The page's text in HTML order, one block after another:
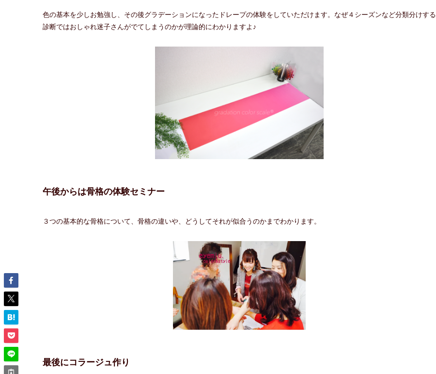
色の基本を少しお勉強し、その後グラデーションになったドレープの体験をしていただけます。なぜ４シーズンなど分類分けする
診断ではおしゃれ迷子さんがでてしまうのかが理論的にわかりますよ♪
午後からは骨格の体験セミナー
３つの基本的な骨格について、骨格の違いや、どうしてそれが似合うのかまでわかります。
最後にコラージュ作り